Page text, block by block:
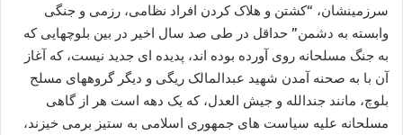
سرزمینشان، “کشتن و هلاک کردن افراد نظامی، رزمی و جنگی
وابسته به دشمن” حداقل در طی صد سال اخیر در بین بلوچهایی که
به جنگ مسلحانه روی آورده بوده اند، پدیده ای جدید نیست، که آغاز
آن با به صحنه آمدن شهید عبدالمالک ریگی و دیگر گروههای مسلح
بلوچ، مانند جندالله و جیش العدل، که یک دهه است هر از گاهی
مسلحانه علیه سیاست های جمهوری اسلامی به ستیز برمی خیزند،